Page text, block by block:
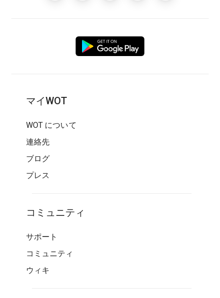
マイWOT
WOT について
連絡先
ブログ
プレス
コミュニティ
サポート
コミュニティ
ウィキ